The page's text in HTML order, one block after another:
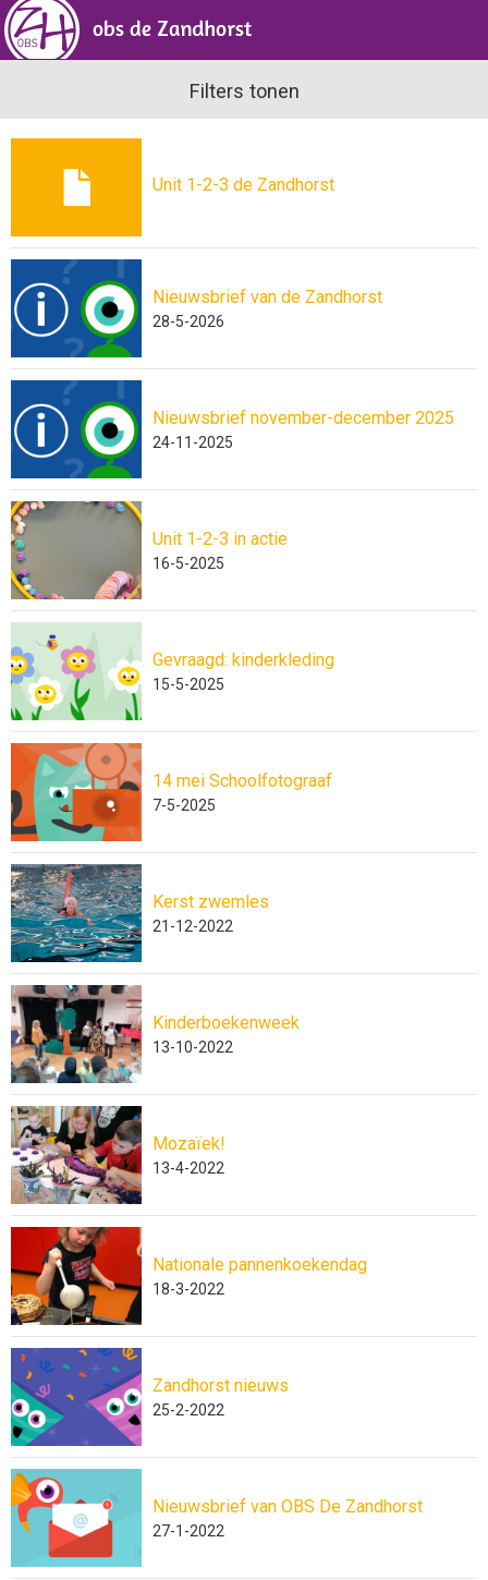
Filters tonen
Unit 1-2-3 de Zandhorst
Nieuwsbrief van de Zandhorst
28-5-2026
Nieuwsbrief november-december 2025
24-11-2025
Unit 1-2-3 in actie
16-5-2025
Gevraagd: kinderkleding
15-5-2025
14 mei Schoolfotograaf
7-5-2025
Kerst zwemles
21-12-2022
Kinderboekenweek
13-10-2022
Mozaïek!
13-4-2022
Nationale pannenkoekendag
18-3-2022
Zandhorst nieuws
25-2-2022
Nieuwsbrief van OBS De Zandhorst
27-1-2022